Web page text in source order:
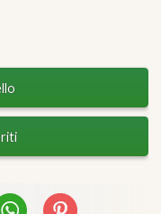
Pinterest